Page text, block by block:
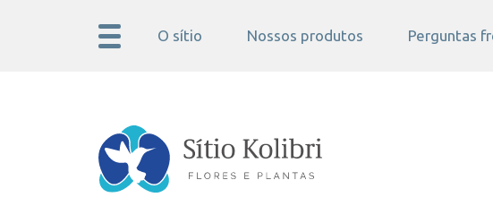
O sítio Nossos produtos Perguntas